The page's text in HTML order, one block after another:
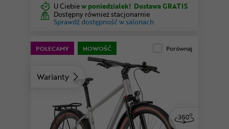
U Ciebiew poniedziałek! Dostawa GRATIS
Dostępny również stacjonarnie
Sprawdź dostępność w salonach
Warianty
POLECAMY NOWOŚĆ Porównaj